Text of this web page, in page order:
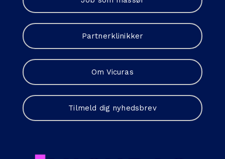
Partnerklinikker
Om Vicuras
Tilmeld dig nyhedsbrev